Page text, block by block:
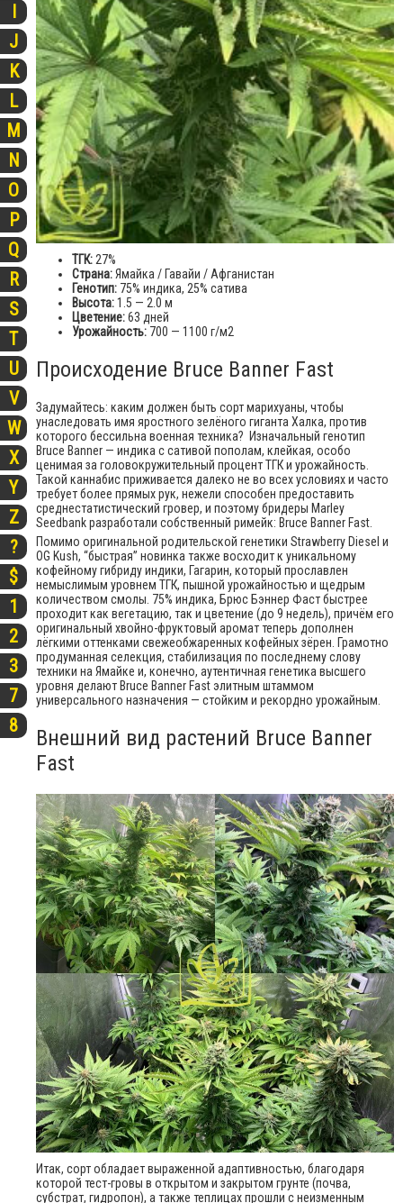
I
J
K
L
M
N
O
P
Q
R
S
T
U
V
W
X
Y
Z
?
$
1
2
3
7
8
ТГК: 27%
Страна:Ямайка / Гавайи / Афганистан
Генотип: 75% индика, 25% сатива
Высота:1.5 — 2.0 м
Цветение:63 дней
Урожайность: 700 — 1100 г/м2
Происходение Bruce Banner Fast
Задумайтесь: каким должен быть сорт марихуаны, чтобы
унаследовать имя яростного зелёного гиганта Халка, против
которого бессильна военная техника? Изначальный генотип
Bruce Banner — индика c сативой пополам, клейкая, особо
ценимая за головокружительный процент ТГК и урожайность.
Такой каннабис приживается далеко не во всех условиях и часто
требует более прямых рук, нежели способен предоставить
среднестатистический гровер, и поэтому бридеры Marley
Seedbank разработали собственный римейк: Bruce Banner Fast.
Помимо оригинальной родительской генетики Strawberry Diesel и
OG Kush, “быстрая” новинка также восходит к уникальному
кофейному гибриду индики, Гагарин, который прославлен
немыслимым уровнем ТГК, пышной урожайностью и щедрым
количеством смолы. 75% индика, Брюс Бэннер Фаст быстрее
проходит как вегетацию, так и цветение (до 9 недель), причём его
оригинальный хвойно-фруктовый аромат теперь дополнен
лёгкими оттенками свежеобжаренных кофейных зёрен. Грамотно
продуманная селекция, стабилизация по последнему слову
техники на Ямайке и, конечно, аутентичная генетика высшего
уровня делают Bruce Banner Fast элитным штаммом
универсального назначения — стойким и рекордно урожайным.
Внешний вид растений Bruce Banner
Fast
Итак, сорт обладает выраженной адаптивностью, благодаря
которой тест-гровы в открытом и закрытом грунте (почва,
субстрат, гидропон), а также теплицах прошли с неизменным